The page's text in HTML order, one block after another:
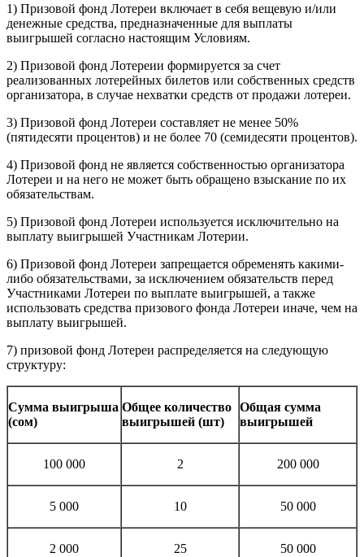
1) Призовой фонд Лотереи включает в себя вещевую и/или
денежные средства, предназначенные для выплаты
выигрышей согласно настоящим Условиям.
2) Призовой фонд Лотереии формируется за счет
реализованных лотерейных билетов или собственных средств
организатора, в случае нехватки средств от продажи лотереи.
3) Призовой фонд Лотереи составляет не менее 50%
(пятидесяти процентов) и не более 70 (семидесяти процентов).
4) Призовой фонд не является собственностью организатора
Лотереи и на него не может быть обращено взыскание по их
обязательствам.
5) Призовой фонд Лотереи используется исключительно на
выплату выигрышей Участникам Лотерии.
6) Призовой фонд Лотереи запрещается обременять какими-
либо обязательствами, за исключением обязательств перед
Участниками Лотереи по выплате выигрышей, а также
использовать средства призового фонда Лотереи иначе, чем на
выплату выигрышей.
7) призовой фонд Лотереи распределяется на следующую
структуру:
Сумма выигрыша
(сом)
Общее количество
выигрышей (шт)
Общая сумма
выигрышей
100 000 2 200 000
5 000 10 50 000
2 000 25 50 000